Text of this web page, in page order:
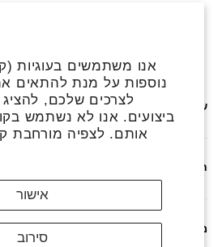
אנו משתמשים בעוגיות
נוספות על מנת להתאים
לצרכים שלכם, להציג
ביצועים. אנו לא נשתמש
אותם. לצפיה מורחבת
אישור
סירוב
אינסטגרםפייסבוק
שירותים נוספים
חנות
מדיניות